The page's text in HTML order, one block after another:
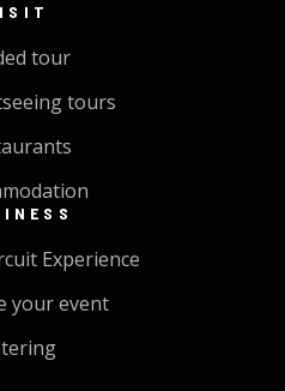
tour
tours
Experience
your event